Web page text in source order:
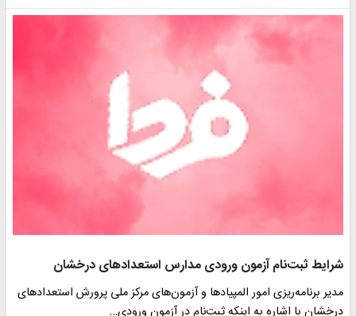
شرایط ثبت‌نام آزمون ورودی مدارس استعدادهای درخشان
مدیر برنامه‌ریزی امور المپیادها و آزمون‌های مرکز ملی پرورش استعدادهای